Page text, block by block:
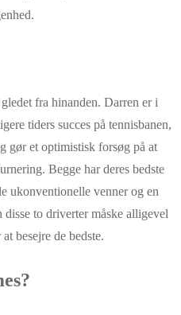
fra hinanden. Darren er i
tiders succes på tennisbanen,
gør et optimistisk forsøg på at
Begge har deres bedste
ukonventionelle venner og en
to driverter måske alligevel
besejre de bedste.